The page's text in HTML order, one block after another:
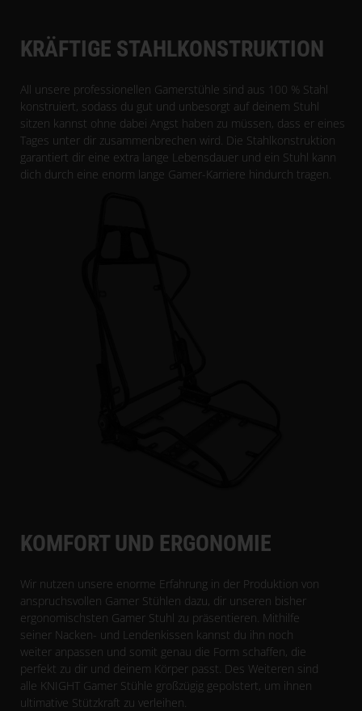
KRÄFTIGE STAHLKONSTRUKTION
All unsere professionellen Gamerstühle sind aus 100 % Stahl
konstruiert, sodass du gut und unbesorgt auf deinem Stuhl
sitzen kannst ohne dabei Angst haben zu müssen, dass er eines
Tages unter dir zusammenbrechen wird. Die Stahlkonstruktion
garantiert dir eine extra lange Lebensdauer und ein Stuhl kann
dich durch eine enorm lange Gamer-Karriere hindurch tragen.
KOMFORT UND ERGONOMIE
Wir nutzen unsere enorme Erfahrung in der Produktion von
anspruchsvollen Gamer Stühlen dazu, dir unseren bisher
ergonomischsten Gamer Stuhl zu präsentieren. Mithilfe
seiner Nacken- und Lendenkissen kannst du ihn noch
weiter anpassen und somit genau die Form schaffen, die
perfekt zu dir und deinem Körper passt. Des Weiteren sind
alle KNIGHT Gamer Stühle großzügig gepolstert, um ihnen
ultimative Stützkraft zu verleihen.